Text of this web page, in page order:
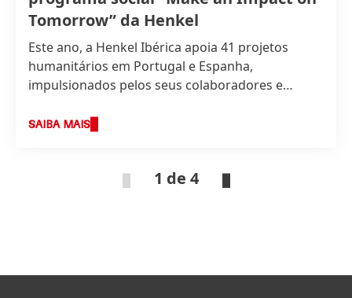
Tomorrow” da Henkel
Este ano, a Henkel Ibérica apoia 41 projetos
humanitários em Portugal e Espanha,
impulsionados pelos seus colaboradores e
SAIBA MAIS
1 de 4